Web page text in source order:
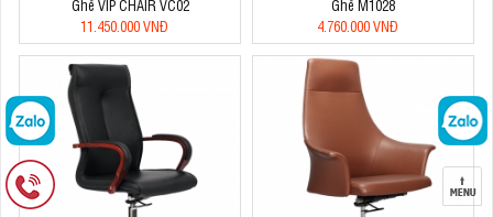
Ghế VIP CHAIR VC02
11.450.000 VNĐ
Ghế M1028
4.760.000 VNĐ